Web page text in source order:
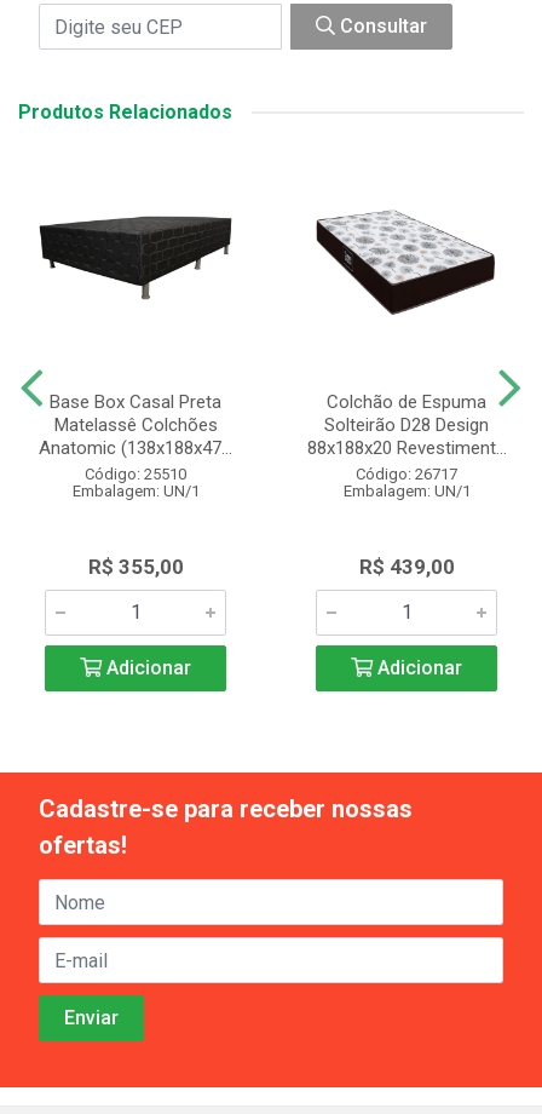
Consultar
Produtos Relacionados
Base Box Casal Preta
Matelassê Colchões
Anatomic (138x188x47...
Código: 25510
Embalagem: UN/1
R$ 355,00
Adicionar
Colchão de Espuma
Solteirão D28 Design
88x188x20 Revestiment...
Código: 26717
Embalagem: UN/1
R$ 439,00
Adicionar
Cadastre-se para receber nossas
ofertas!